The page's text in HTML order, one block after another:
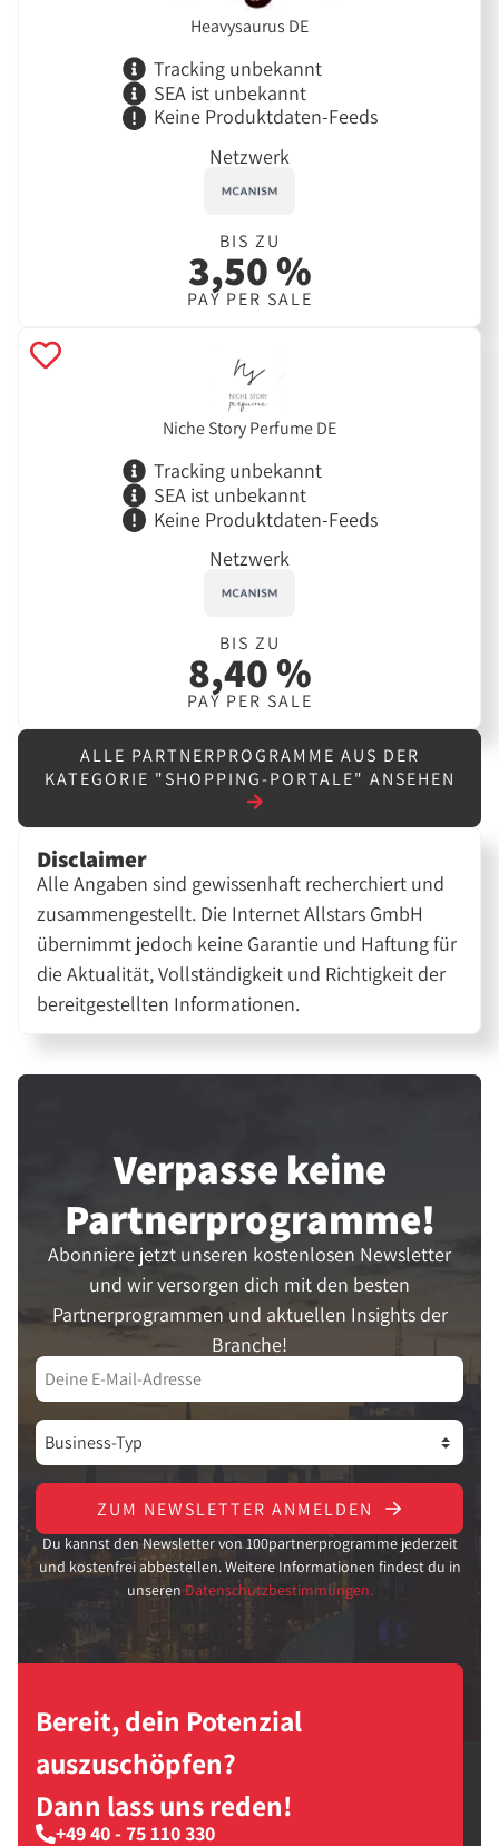
Heavysaurus DE
Tracking unbekannt
SEA ist unbekannt
Keine Produktdaten-Feeds
Netzwerk
BIS ZU
3,50 %
PAY PER SALE
Niche Story Perfume DE
Tracking unbekannt
SEA ist unbekannt
Keine Produktdaten-Feeds
Netzwerk
BIS ZU
8,40 %
PAY PER SALE
ALLE PARTNERPROGRAMME AUS DER
KATEGORIE "SHOPPING-PORTALE" ANSEHEN
Disclaimer
Alle Angaben sind gewissenhaft recherchiert und
zusammengestellt. Die Internet Allstars GmbH
übernimmt jedoch keine Garantie und Haftung für
die Aktualität, Vollständigkeit und Richtigkeit der
bereitgestellten Informationen.
Verpasse keine
Partner­programme!
Abonniere jetzt unseren kostenlosen Newsletter
und wir versorgen dich mit den besten
Partnerprogrammen und aktuellen Insights der
Branche!
ZUM NEWSLETTER ANMELDEN
Du kannst den Newsletter von 100partnerprogramme jederzeit
und kostenfrei abbestellen. Weitere Informationen findest du in
unseren Datenschutzbestimmungen.
Bereit, dein Potenzial
auszuschöpfen?
Dann lass uns reden!
+49 40 - 75 110 330